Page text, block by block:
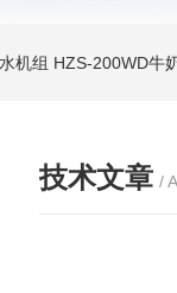
机组 HZS-200WD牛
技术文章 /